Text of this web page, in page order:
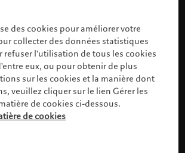
votre profil
des cookies pour améliorer votre
collecter des données statistiques
refuser l'utilisation de tous les cookies
eux, ou pour obtenir de plus
sur les cookies et la manière dont
veuillez cliquer sur le lien Gérer les
de cookies ci-dessous.
de cookies